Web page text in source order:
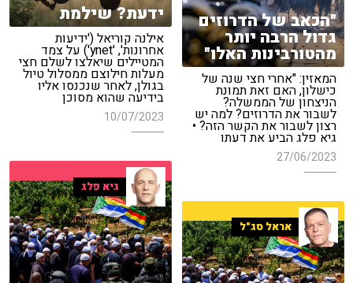
ידעת? שילמת
אילנה קוריאל ('ידיעות
אחרונות', 'ynet') על צמד
המטיילים שיאלצו לשלם חצי
מעלות חילוצם ממסלול טיול
בגולן, לאחר שנכנסו אליו
בידיעה שהוא מסוכן
10/07/2023
"הכאב של הדרוזים
גדול הרבה יותר
מהטורבינות האלו"
המאזין: "אחרי חצי שנה של
כישלון, האם זאת תמונת
הניצחון של הממשלה?
לשבור את הדרוזים? למה יש
רצון לשבור את הקשר הזה? •
גיא פלג הביע את דעתו
27/06/2023
גיא פלג
אראל סג"ל